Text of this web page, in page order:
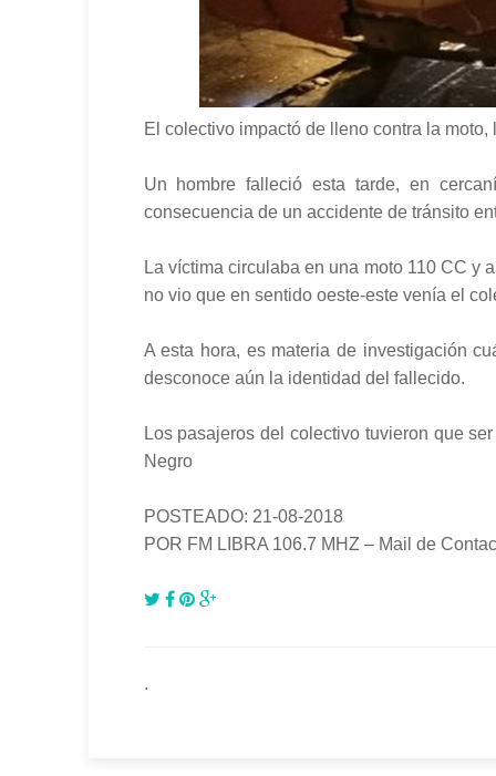
El colectivo impactó de lleno contra la
Un hombre falleció esta tarde, en
consecuencia de un accidente de tránsito
La víctima circulaba en una moto 110 CC y
no vio que en sentido oeste-este venía el
A esta hora, es materia de investigación
desconoce aún la identidad del fallecido.
Los pasajeros del colectivo tuvieron que
Negro
POSTEADO: 21-08-2018
POR FM LIBRA 106.7 MHZ – Mail de
.